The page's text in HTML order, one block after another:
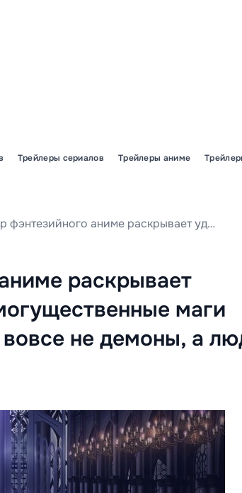
Трейлеры сериалов Трейлеры аниме
Третий тизер фэнтезийного аниме раскрывает удивительный факт: самые могущественные маги Королевства Демонов — это вовсе не демоны, а люди.
раскрывает
маги
не демоны, а